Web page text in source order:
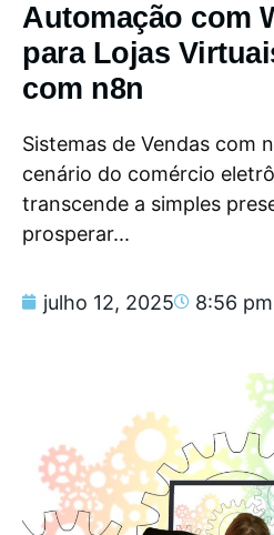
Automação com
para Lojas
com n8n
Sistemas de Vendas com
cenário do comércio
transcende a simples
prosperar...
julho 12, 2025 8:56 pm